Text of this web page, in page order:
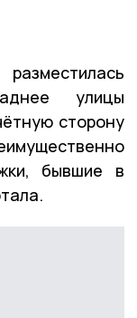
улицы
сторону
бывшие в